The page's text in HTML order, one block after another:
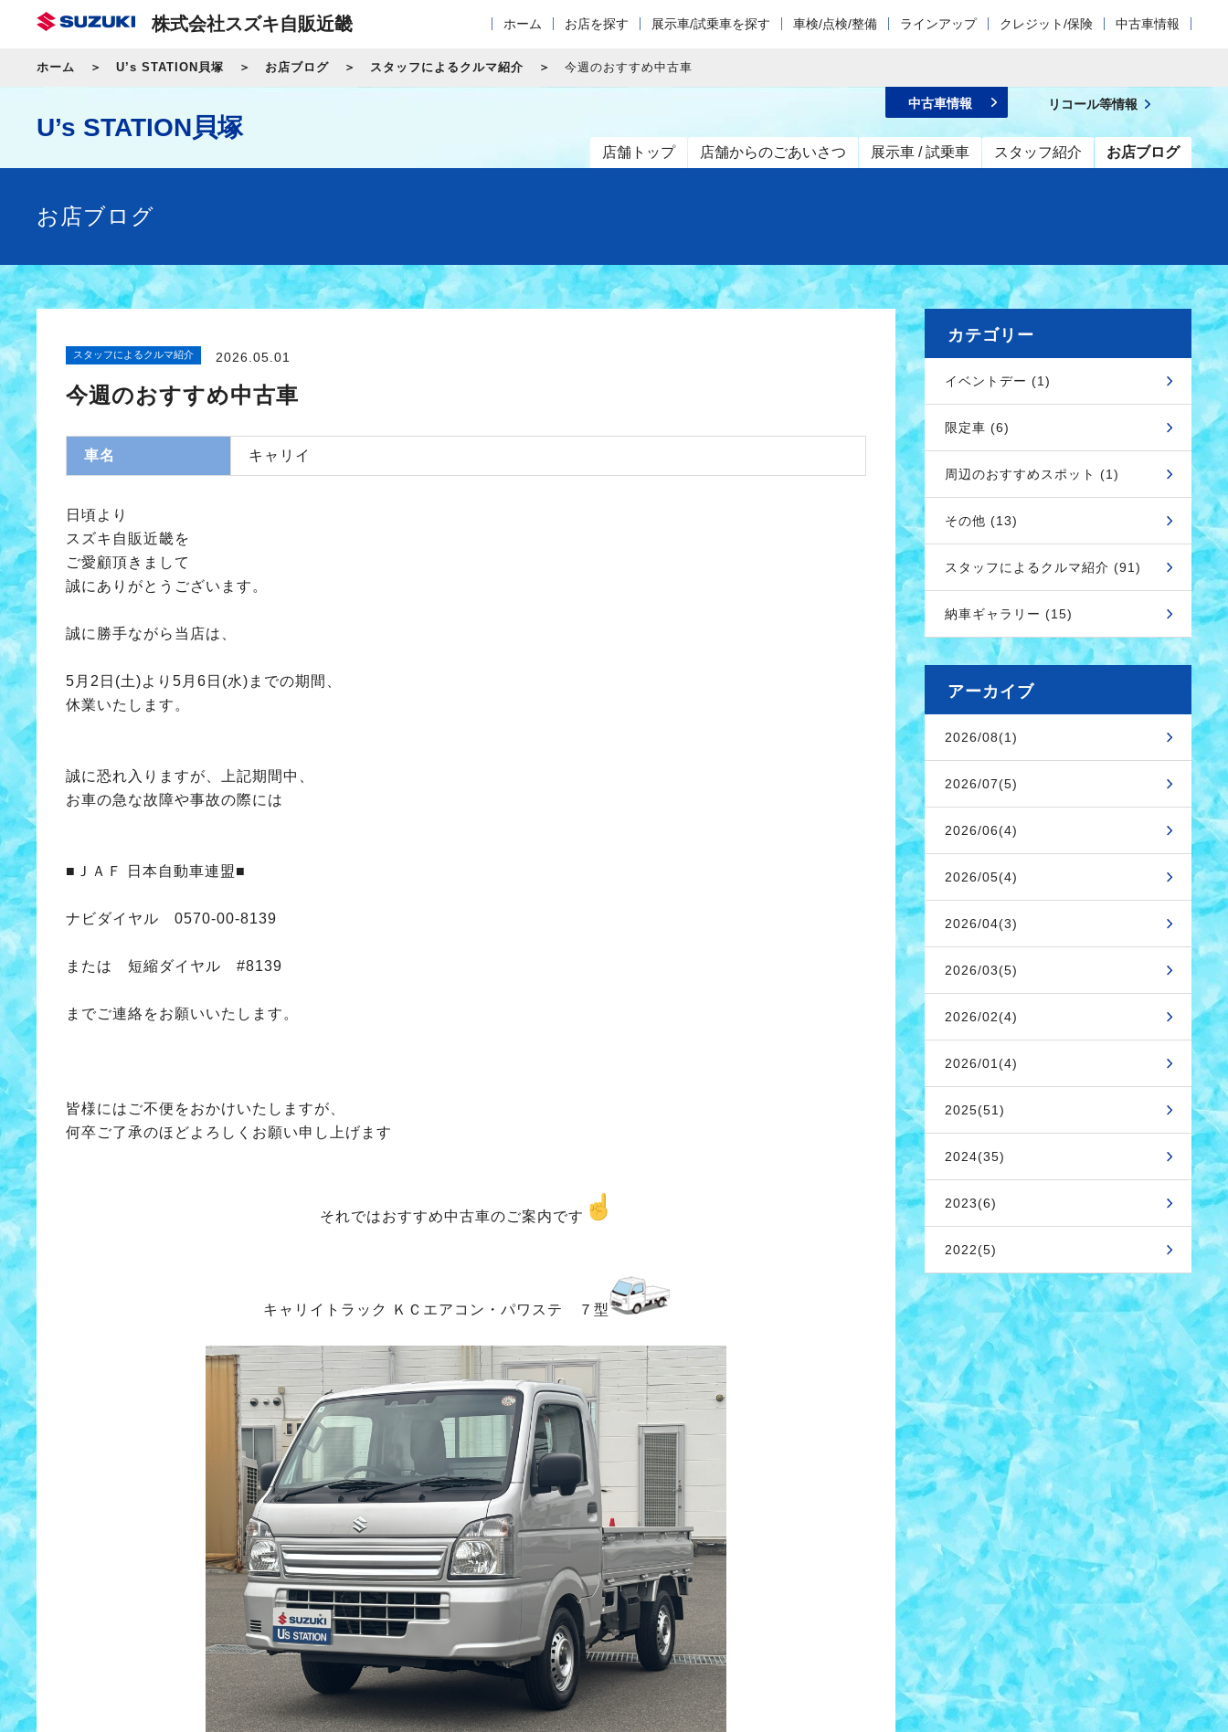
株式会社スズキ自販近畿 ホーム お店を探す 展示車/試乗車を探す 車検/点検/整備 ラインアップ クレジット/保険 中古車情報
ホーム U’s STATION貝塚 お店ブログ スタッフによるクルマ紹介 今週のおすすめ中古車
U’s STATION貝塚
店舗トップ 店舗からのごあいさつ 展示車 / 試乗車 スタッフ紹介 お店ブログ
中古車情報 リコール等情報
お店ブログ
スタッフによるクルマ紹介 2026.05.01
今週のおすすめ中古車
車名 キャリイ
日頃より
スズキ自販近畿を
ご愛顧頂きまして
誠にありがとうございます。
誠に勝手ながら当店は、
5月2日(土)より5月6日(水)までの期間、
休業いたします。
誠に恐れ入りますが、上記期間中、
お車の急な故障や事故の際には
■ＪＡＦ 日本自動車連盟■
ナビダイヤル 0570-00-8139
または 短縮ダイヤル #8139
までご連絡をお願いいたします。
皆様にはご不便をおかけいたしますが、
何卒ご了承のほどよろしくお願い申し上げます
それではおすすめ中古車のご案内です
キャリイトラック ＫＣエアコン・パワステ ７型
カテゴリー
イベントデー (1)
限定車 (6)
周辺のおすすめスポット (1)
その他 (13)
スタッフによるクルマ紹介 (91)
納車ギャラリー (15)
アーカイブ
2026/08(1)
2026/07(5)
2026/06(4)
2026/05(4)
2026/04(3)
2026/03(5)
2026/02(4)
2026/01(4)
2025(51)
2024(35)
2023(6)
2022(5)